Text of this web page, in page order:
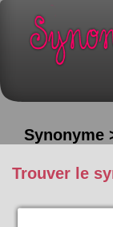
Synonyme
Trouver le